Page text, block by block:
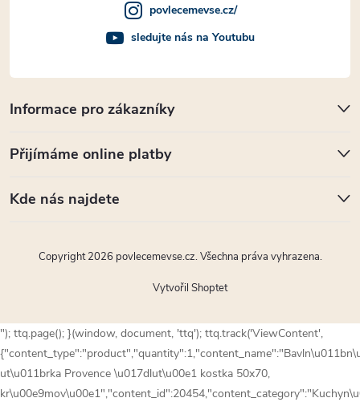
Informace pro zákazníky
Přijímáme online platby
Kde nás najdete
povlecemevse.cz/
sledujte nás na Youtubu
Vytvořil Shoptet
Copyright 2026 povlecemevse.cz. Všechna práva vyhrazena.
"); ttq.page(); }(window, document, 'ttq'); ttq.track('ViewContent',
ut\u011brka Provence \u017dlut\u00e1 kostka 50x70,